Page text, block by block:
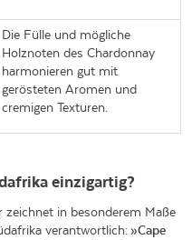
Die Fülle und mögliche
Holznoten des Chardonnay
harmonieren gut mit
gerösteten Aromen und
cremigen Texturen.
einzigartig?
zeichnet in besonderem Maße
verantwortlich:»Cape